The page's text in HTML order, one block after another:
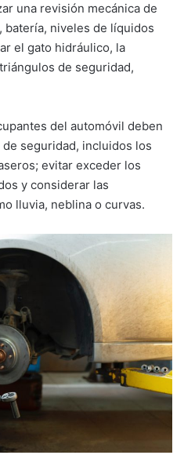
una revisión mecánica de
batería, niveles de líquidos
el gato hidráulico, la
de seguridad,
del automóvil deben
seguridad, incluidos los
evitar exceder los
y considerar las
lluvia, neblina o curvas.